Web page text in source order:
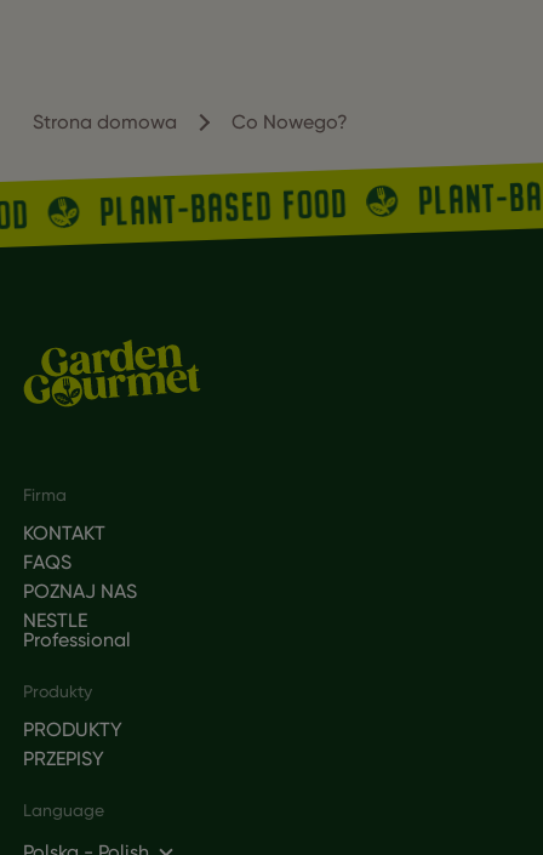
Strona domowa Co Nowego?
PLANT-BASED FOOD PLANT-
Footer
Firma
KONTAKT
FAQS
POZNAJ NAS
NESTLE
Professional
Produkty
PRODUKTY
PRZEPISY
Language